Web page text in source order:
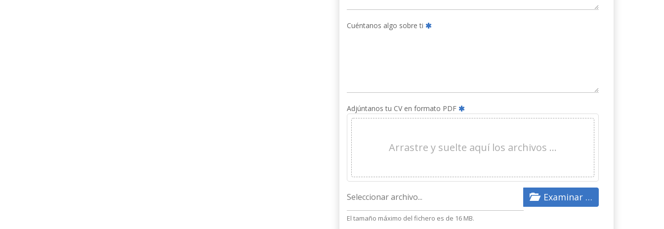
Cuéntanos algo sobre ti
Adjúntanos tu CV en formato PDF
Arrastre y suelte aquí los archivos …
Examinar …
El tamaño máximo del fichero es de 16 MB.